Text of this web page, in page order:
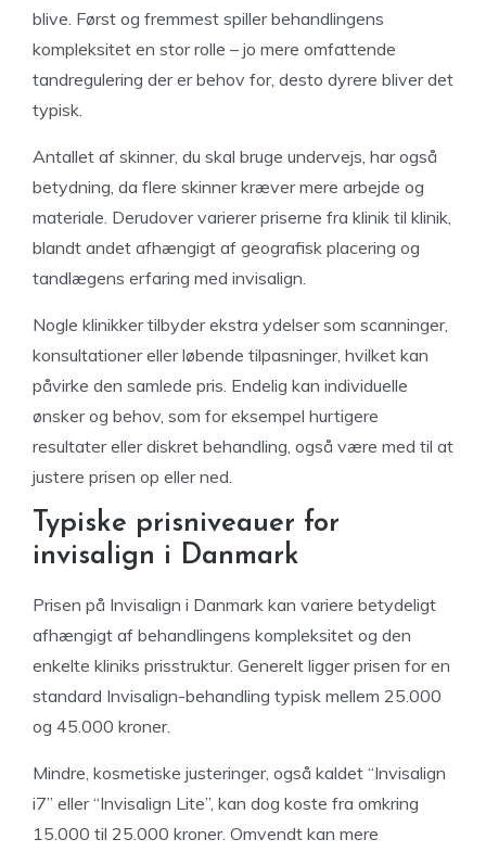
blive. Først og fremmest spiller behandlingens
kompleksitet en stor rolle – jo mere omfattende
tandregulering der er behov for, desto dyrere bliver det
typisk.
Antallet af skinner, du skal bruge undervejs, har også
betydning, da flere skinner kræver mere arbejde og
materiale. Derudover varierer priserne fra klinik til klinik,
blandt andet afhængigt af geografisk placering og
tandlægens erfaring med invisalign.
Nogle klinikker tilbyder ekstra ydelser som scanninger,
konsultationer eller løbende tilpasninger, hvilket kan
påvirke den samlede pris. Endelig kan individuelle
ønsker og behov, som for eksempel hurtigere
resultater eller diskret behandling, også være med til at
justere prisen op eller ned.
Typiske prisniveauer for
invisalign i Danmark
Prisen på Invisalign i Danmark kan variere betydeligt
afhængigt af behandlingens kompleksitet og den
enkelte kliniks prisstruktur. Generelt ligger prisen for en
standard Invisalign-behandling typisk mellem 25.000
og 45.000 kroner.
Mindre, kosmetiske justeringer, også kaldet “Invisalign
i7” eller “Invisalign Lite”, kan dog koste fra omkring
15.000 til 25.000 kroner. Omvendt kan mere